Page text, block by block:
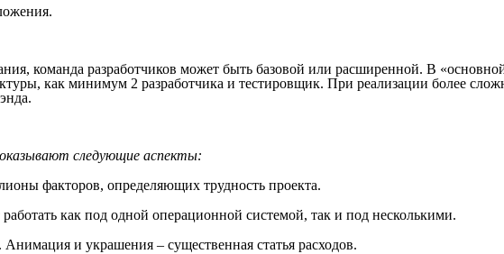
команда разработчиков может быть базовой или расширенной. В
как минимум 2 разработчика и тестировщик. При реализации более
следующие аспекты:
факторов, определяющих трудность проекта.
как под одной операционной системой, так и под несколькими.
и украшения – существенная статья расходов.